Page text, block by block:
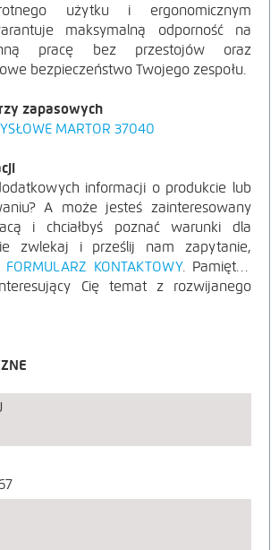
użytku i ergonomicznym
maksymalną odporność na
pracę bez przestojów oraz
bezpieczeństwo Twojego zespołu.
zapasowych
MARTOR 37040
informacji o produkcie lub
A może jesteś zainteresowany
i chciałbyś poznać warunki dla
zwlekaj i prześlij nam zapytanie,
FORMULARZ KONTAKTOWY. Pamiętaj,
Cię temat z rozwijanego